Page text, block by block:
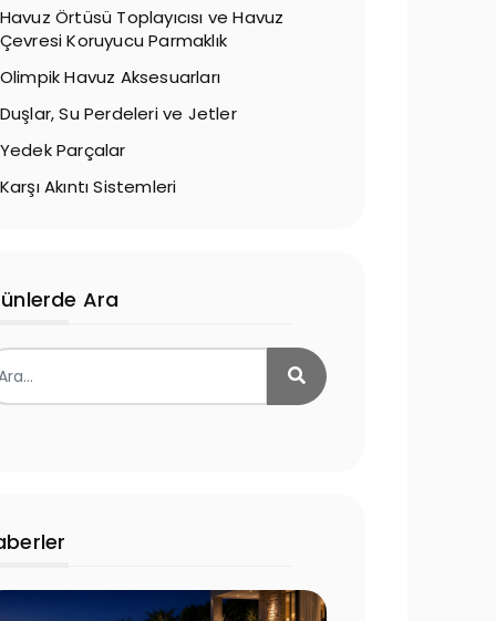
Havuz Örtüsü Toplayıcısı ve Havuz
Çevresi Koruyucu Parmaklık
Olimpik Havuz Aksesuarları
Duşlar, Su Perdeleri ve Jetler
Yedek Parçalar
Karşı Akıntı Sistemleri
Ara